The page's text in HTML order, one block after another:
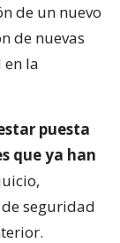
de un nuevo
de nuevas
la
puesta
que ya han
seguridad